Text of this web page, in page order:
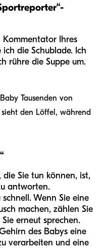
Kommentator Ihres
die Schublade. Ich
rühre die Suppe um.
Tausenden von
den Löffel, während
die Sie tun können, ist,
antworten.
Wenn Sie eine
machen, zählen Sie
erneut sprechen.
des Babys eine
verarbeiten und eine